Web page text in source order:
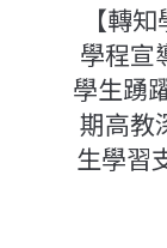
【轉
學程宣
學生踴
期高教
生學習